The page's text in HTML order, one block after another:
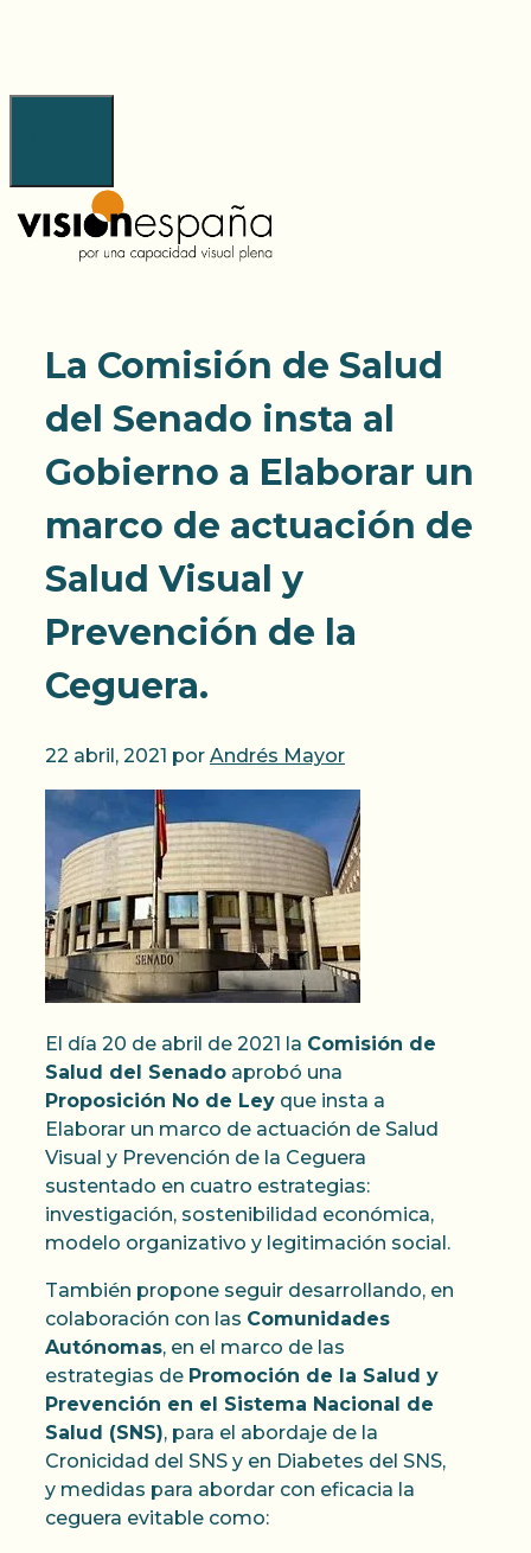
La Comisión de Salud
del Senado insta al
Gobierno a Elaborar un
marco de actuación de
Salud Visual y
Prevención de la
Ceguera.
22 abril, 2021 por Andrés Mayor
El día 20 de abril de 2021 la Comisión de
Salud del Senado aprobó una
Proposición No de Ley que insta a
Elaborar un marco de actuación de Salud
Visual y Prevención de la Ceguera
sustentado en cuatro estrategias:
investigación, sostenibilidad económica,
modelo organizativo y legitimación social.
También propone seguir desarrollando, en
colaboración con las Comunidades
Autónomas, en el marco de las
estrategias de Promoción de la Salud y
Prevención en el Sistema Nacional de
Salud (SNS), para el abordaje de la
Cronicidad del SNS y en Diabetes del SNS,
y medidas para abordar con eficacia la
ceguera evitable como: